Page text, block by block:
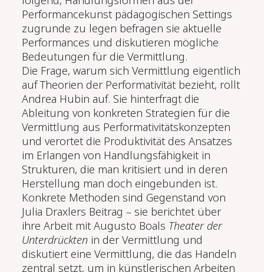
Performancekunst pädagogischen Settings
zugrunde zu legen befragen sie aktuelle
Performances und diskutieren mögliche
Bedeutungen für die Vermittlung.
Die Frage, warum sich Vermittlung eigentlich
auf Theorien der Performativität bezieht, rollt
Andrea Hubin auf. Sie hinterfragt die
Ableitung von konkreten Strategien für die
Vermittlung aus Performativitätskonzepten
und verortet die Produktivität des Ansatzes
im Erlangen von Handlungsfähigkeit in
Strukturen, die man kritisiert und in deren
Herstellung man doch eingebunden ist.
Konkrete Methoden sind Gegenstand von
Julia Draxlers Beitrag – sie berichtet über
ihre Arbeit mit Augusto Boals Theater der
Unterdrückten in der Vermittlung und
diskutiert eine Vermittlung, die das Handeln
zentral setzt, um in künstlerischen Arbeiten